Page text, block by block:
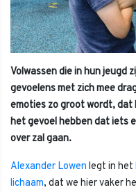
Volwassen die in hun jeugd
gevoelens met zich mee
emoties zo groot wordt, dat
het gevoel hebben dat iets
over zal gaan.
Alexander Lowen legt in het
lichaam, dat we hier vaker